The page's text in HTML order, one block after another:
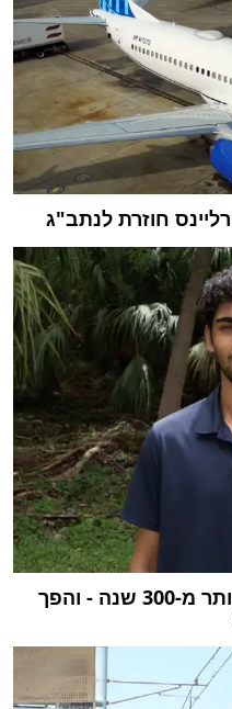
חוזרת לנתב"ג
תושב פלורידה שבר שיא בן יותר מ-300 שנה - והפך